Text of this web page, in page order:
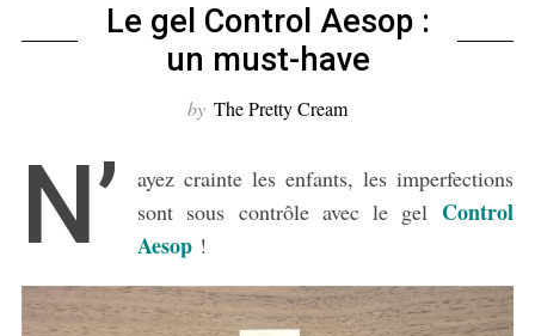
Le gel Control Aesop :
un must-have
by The Pretty Cream
N’
ayez crainte les enfants, les imperfections
sont sous contrôle avec le gel Control
Aesop !